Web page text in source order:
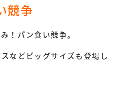
競争
！パン食い競争。
などビッグサイズも登場し